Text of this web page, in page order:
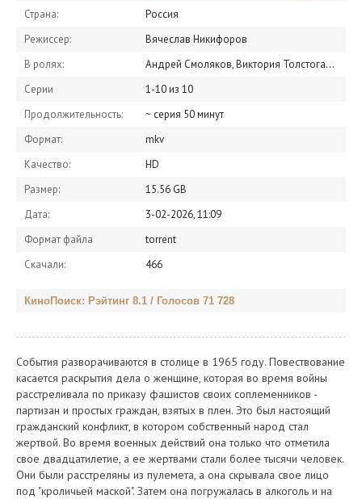
Страна:
Россия
Режиссер:
Вячеслав Никифоров
В ролях:
Андрей Смоляков, Виктория Толстоганова, Юлия Пересильд, Марина Александрова, Алексей Бардуков, Юрий Тарасов, Владимир Юматов, Вадим Андреев, Даниэла Стоянович, Александр Дробитько
Серии
1-10 из 10
Продолжительность:
~ серия 50 минут
Формат:
mkv
Качество:
HD
Размер:
15.56 GB
Дата:
3-02-2026, 11:09
Формат файла
torrent
Скачали:
466
КиноПоиск: Рэйтинг 8.1 / Голосов 71 728
События разворачиваются в столице в 1965 году. Повествование
касается раскрытия дела о женщине, которая во время войны
расстреливала по приказу фашистов своих соплеменников -
партизан и простых граждан, взятых в плен. Это был настоящий
гражданский конфликт, в котором собственный народ стал
жертвой. Во время военных действий она только что отметила
свое двадцатилетие, а ее жертвами стали более тысячи человек.
Они были расстреляны из пулемета, а она скрывала свое лицо
под "кроличьей маской". Затем она погружалась в алкоголь и на